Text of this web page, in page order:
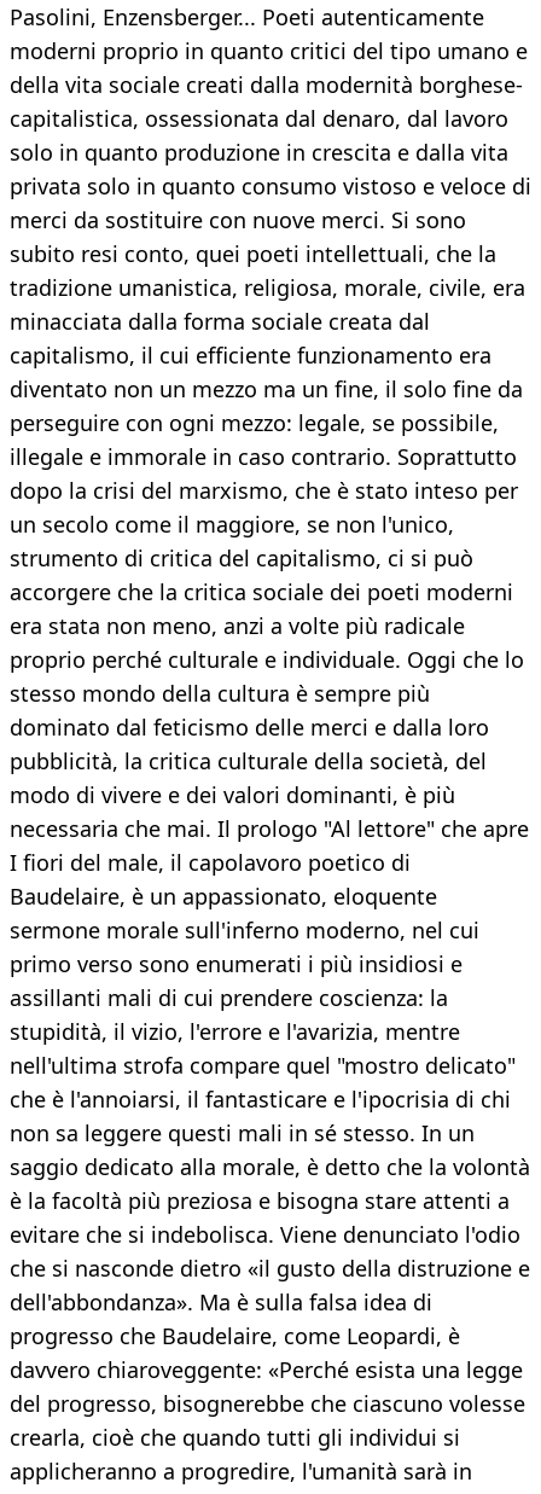
Pasolini, Enzensberger... Poeti autenticamente
moderni proprio in quanto critici del tipo umano e
della vita sociale creati dalla modernità borghese-
capitalistica, ossessionata dal denaro, dal lavoro
solo in quanto produzione in crescita e dalla vita
privata solo in quanto consumo vistoso e veloce di
merci da sostituire con nuove merci. Si sono
subito resi conto, quei poeti intellettuali, che la
tradizione umanistica, religiosa, morale, civile, era
minacciata dalla forma sociale creata dal
capitalismo, il cui efficiente funzionamento era
diventato non un mezzo ma un fine, il solo fine da
perseguire con ogni mezzo: legale, se possibile,
illegale e immorale in caso contrario. Soprattutto
dopo la crisi del marxismo, che è stato inteso per
un secolo come il maggiore, se non l'unico,
strumento di critica del capitalismo, ci si può
accorgere che la critica sociale dei poeti moderni
era stata non meno, anzi a volte più radicale
proprio perché culturale e individuale. Oggi che lo
stesso mondo della cultura è sempre più
dominato dal feticismo delle merci e dalla loro
pubblicità, la critica culturale della società, del
modo di vivere e dei valori dominanti, è più
necessaria che mai. Il prologo "Al lettore" che apre
I fiori del male, il capolavoro poetico di
Baudelaire, è un appassionato, eloquente
sermone morale sull'inferno moderno, nel cui
primo verso sono enumerati i più insidiosi e
assillanti mali di cui prendere coscienza: la
stupidità, il vizio, l'errore e l'avarizia, mentre
nell'ultima strofa compare quel "mostro delicato"
che è l'annoiarsi, il fantasticare e l'ipocrisia di chi
non sa leggere questi mali in sé stesso. In un
saggio dedicato alla morale, è detto che la volontà
è la facoltà più preziosa e bisogna stare attenti a
evitare che si indebolisca. Viene denunciato l'odio
che si nasconde dietro «il gusto della distruzione e
dell'abbondanza». Ma è sulla falsa idea di
progresso che Baudelaire, come Leopardi, è
davvero chiaroveggente: «Perché esista una legge
del progresso, bisognerebbe che ciascuno volesse
crearla, cioè che quando tutti gli individui si
applicheranno a progredire, l'umanità sarà in